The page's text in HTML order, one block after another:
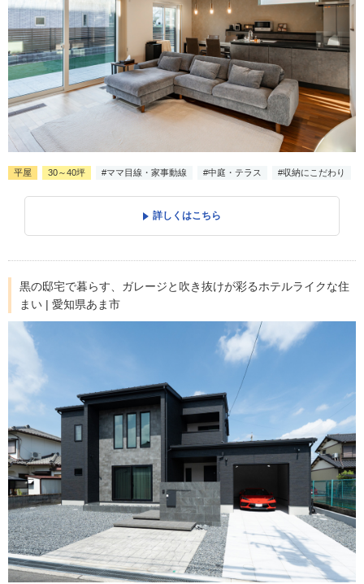
平屋 30～40坪 #ママ目線・家事動線 #中庭・テラス #収納にこだわり
詳しくはこちら
黒の邸宅で暮らす、ガレージと吹き抜けが彩るホテルライクな住
まい | 愛知県あま市